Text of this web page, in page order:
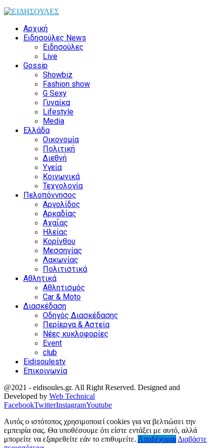
Αρχική
Ειδησούλες News
Ειδησούλες
Live
Gossip
Showbiz
Fashion show
G Sexy
Γυναίκα
Lifestyle
Media
Ελλάδα
Οικονομία
Πολιτική
Διεθνή
Υγεία
Κοινωνικά
Τεχνολογία
Πελοπόννησος
Αργολίδος
Αρκαδίας
Αχαΐας
Ηλείας
Κορίνθου
Μεσσηνίας
Λακωνίας
Πολιτιστικά
Αθλητικά
Αθλητισμός
Car & Moto
Διασκέδαση
Οδηγός Διασκέδασης
Περίεργα & Αστεία
Νέες κυκλοφορίες
Event
club
Eidisoulestv
Επικοινωνία
@2021 - eidisoules.gr. All Right Reserved. Designed and
Developed by Web Technical
FacebookTwitterInstagramYoutube
Αυτός ο ιστότοπος χρησιμοποιεί cookies για να βελτιώσει την
εμπειρία σας. Θα υποθέσουμε ότι είστε εντάξει με αυτό, αλλά
μπορείτε να εξαιρεθείτε εάν το επιθυμείτε. Αποδέχομαι Διαβάστε